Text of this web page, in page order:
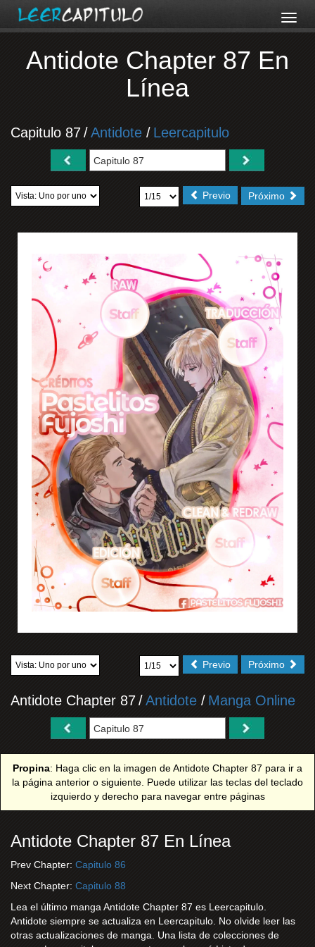
Antidote Chapter 87 En
Línea
Capitulo 87/Antidote / Leercapitulo
Próximo
Previo
Próximo
Previo
Antidote Chapter 87/Antidote / Manga Online
Propina: Haga clic en la imagen de Antidote Chapter 87 para ir a
la página anterior o siguiente. Puede utilizar las teclas del teclado
izquierdo y derecho para navegar entre páginas
Antidote Chapter 87 En Línea
Prev Chapter: Capitulo 86
Next Chapter: Capitulo 88
Lea el último manga Antidote Chapter 87 es Leercapitulo.
Antidote siempre se actualiza en Leercapitulo. No olvide leer las
otras actualizaciones de manga. Una lista de colecciones de